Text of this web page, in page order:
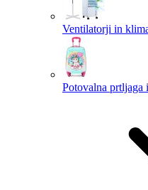
Ventilatorji in
Potovalna prtljaga